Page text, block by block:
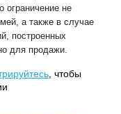
ограничение не
а также в случае
построенных
для продажи.
, чтобы